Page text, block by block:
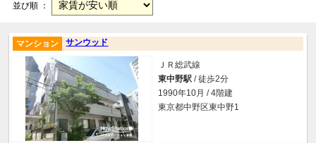
並び順 ：
サンウッド
マンション
ＪＲ総武線
東中野駅 / 徒歩2分
1990年10月 / 4階建
東京都中野区東中野1